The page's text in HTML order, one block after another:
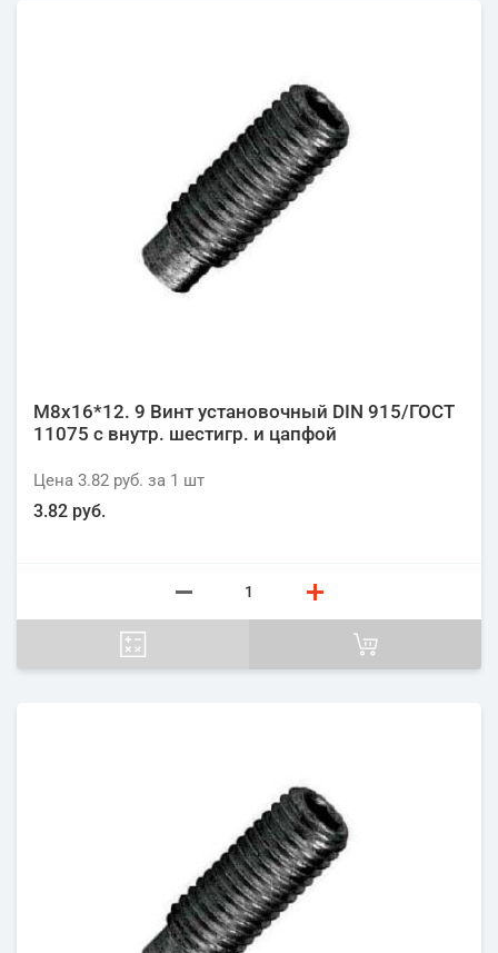
М8х16*12. 9 Винт установочный DIN 915/ГОСТ
11075 с внутр. шестигр. и цапфой
Цена 3.82 руб. за 1 шт
3.82 руб.